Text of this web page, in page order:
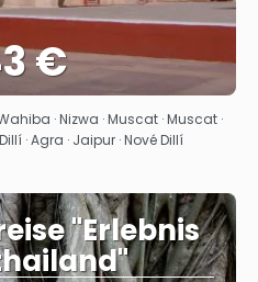
€
Pozrieť sa
· Nizwa · Muscat · Muscat ·
· Agra · Jaipur · Nové Dillí
"Erlebnis